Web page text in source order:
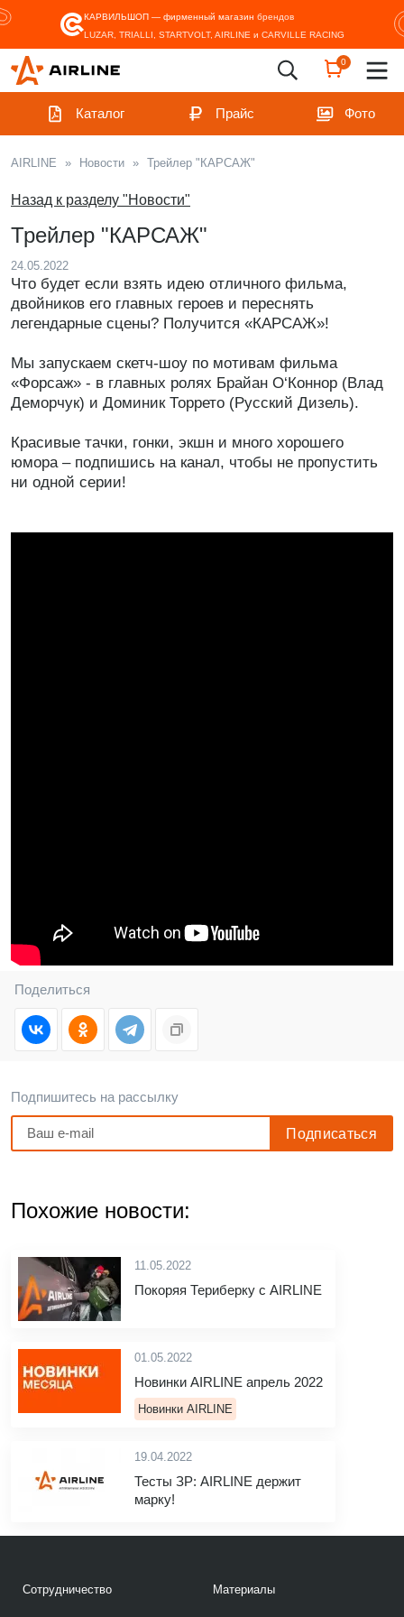
КАРВИЛЬШОП — фирменный магазин брендов
LUZAR, TRIALLI, STARTVOLT, AIRLINE и CARVILLE RACING
0
Каталог Прайс Фото
AIRLINE » Новости » Трейлер "КАРСАЖ"
Назад к разделу "Новости"
Трейлер "КАРСАЖ"
24.05.2022
Что будет если взять идею отличного фильма,
двойников его главных героев и переснять
легендарные сцены? Получится «КАРСАЖ»!
Мы запускаем скетч-шоу по мотивам фильма
«Форсаж» - в главных ролях Брайан О‘Коннор (Влад
Деморчук) и Доминик Торрето (Русский Дизель).
Красивые тачки, гонки, экшн и много хорошего
юмора – подпишись на канал, чтобы не пропустить
ни одной серии!
Поделиться
Подпишитесь на рассылку
Похожие новости:
11.05.2022
Покоряя Териберку с AIRLINE
01.05.2022
Новинки AIRLINE апрель 2022
Новинки AIRLINE
19.04.2022
Тесты ЗР: AIRLINE держит
марку!
Сотрудничество Материалы